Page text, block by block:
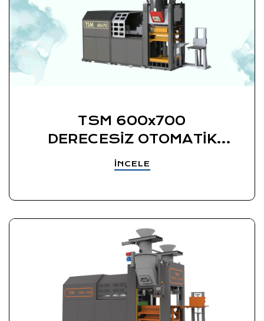
TSM 600x700
DERECESİZ OTOMATİK
YAŞ KUM KALIPLAMA
MAKİNESİ
İNCELE